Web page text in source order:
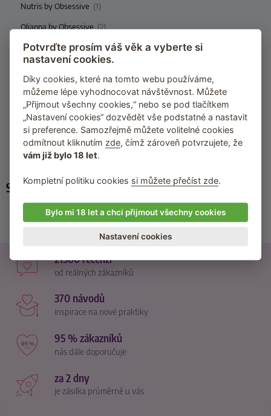
Nutris by Obsessive (1)
Olianna by Obsessive (2)
Perisia by Obsessive(2)
Secred by Obsessive
Slevika by Obsessive(1)
Stelisa by Obsessive(2)
Trinise by Obsessive(1)
Související kategorie
Erotické komplety
21500 recenzí
od reálných zákazníků
370 návodů
inspirace na nové praktiky
95 % zákazníků
nás dále doporučuje
za 2 dny
je zásilka průměrně u vás
Potvrďte prosím váš věk a vyberte si
nastavení cookies.
Díky cookies, které na tomto webu používáme,
můžeme lépe vyhodnocovat návštěvnost. Můžete
„Přijmout všechny cookies,“ nebo se pod tlačítkem
„Nastavení cookies“ dozvědět vše podstatné a nastavit
si preference. Samozřejmě můžete volitelné cookies
odmítnout kliknutím zde, čímž zároveň potvrzujete, že
vám již bylo 18 let.
Kompletní politiku cookies si můžete přečíst zde.
Bylo mi 18 let a chci přijmout všechny cookies
Nastavení cookies